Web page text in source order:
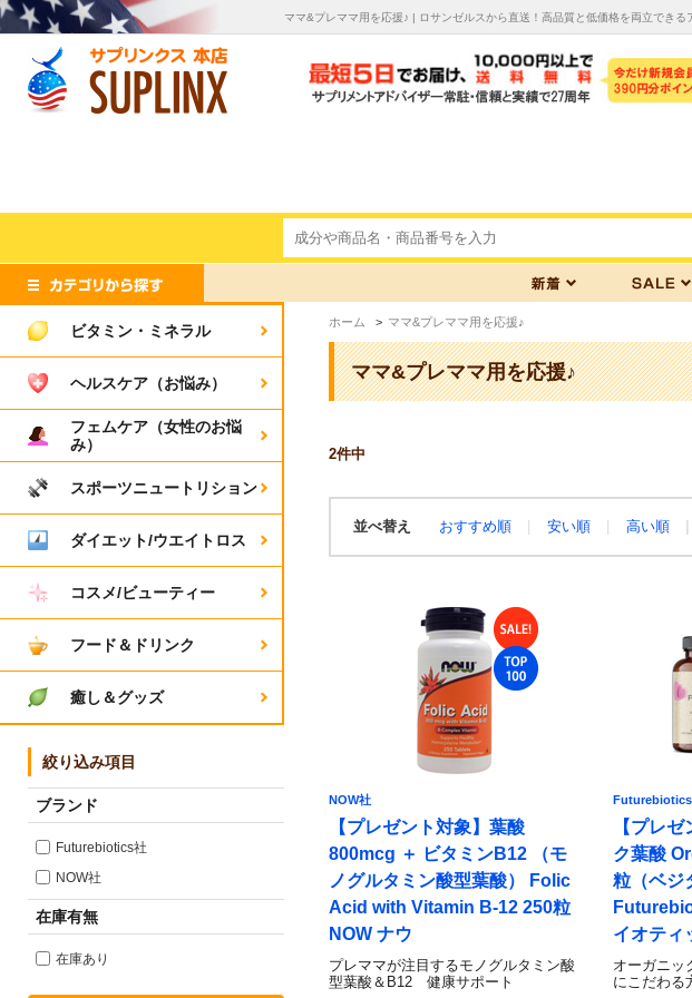
ママ&プレママ用を応援♪ | ロサンゼルスから直送！高品質と低価格を両立でき
ホーム > ママ&プレママ用を応援♪
ママ&プレママ用を応援♪
2件中
並べ替え おすすめ順 安い順 高い順
NOW社
【プレゼント対象】葉酸
800mcg ＋ ビタミンB12 （モ
ノグルタミン酸型葉酸） Folic
Acid with Vitamin B-12 250粒
NOW ナウ
プレママが注目するモノグルタミン酸
型葉酸＆B12 健康サポート
【プレ
ク葉酸
粒（ベジ
イオティ
オーガニッ
にこだわる
ビタミン・ミネラル
ヘルスケア（お悩み）
フェムケア（女性のお悩
み）
スポーツニュートリション
ダイエット/ウエイトロス
コスメ/ビューティー
フード＆ドリンク
癒し＆グッズ
絞り込み項目
ブランド
Futurebiotics社
NOW社
在庫有無
在庫あり